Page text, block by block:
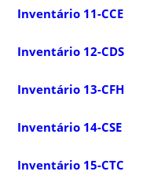
Inventário 11-CCE
Inventário 12-CDS
Inventário 13-CFH
Inventário 14-CSE
Inventário 15-CTC